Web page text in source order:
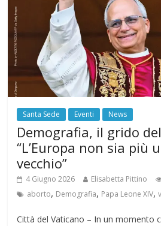
Santa Sede Eventi News
Demografia, il grido
“L’Europa non sia più
vecchio”
4 Giugno 2026 Elisabetta Pittino
aborto, Demografia, Papa Leone XIV,
Città del Vaticano – In un momento